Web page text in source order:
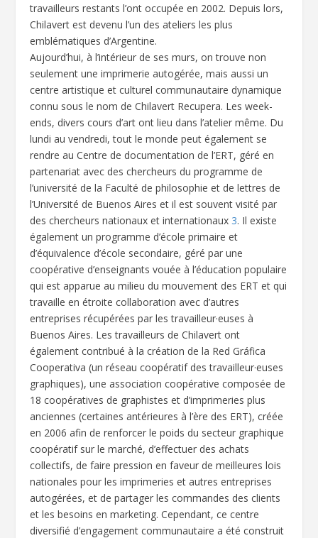
travailleurs restants l’ont occupée en 2002. Depuis lors,
Chilavert est devenu l’un des ateliers les plus
emblématiques d’Argentine.
Aujourd’hui, à l’intérieur de ses murs, on trouve non
seulement une imprimerie autogérée, mais aussi un
centre artistique et culturel communautaire dynamique
connu sous le nom de Chilavert Recupera. Les week-
ends, divers cours d’art ont lieu dans l’atelier même. Du
lundi au vendredi, tout le monde peut également se
rendre au Centre de documentation de l’ERT, géré en
partenariat avec des chercheurs du programme de
l’université de la Faculté de philosophie et de lettres de
l’Université de Buenos Aires et il est souvent visité par
des chercheurs nationaux et internationaux 3. Il existe
également un programme d’école primaire et
d’équivalence d’école secondaire, géré par une
coopérative d’enseignants vouée à l’éducation populaire
qui est apparue au milieu du mouvement des ERT et qui
travaille en étroite collaboration avec d’autres
entreprises récupérées par les travailleur·euses à
Buenos Aires. Les travailleurs de Chilavert ont
également contribué à la création de la Red Gráfica
Cooperativa (un réseau coopératif des travailleur·euses
graphiques), une association coopérative composée de
18 coopératives de graphistes et d’imprimeries plus
anciennes (certaines antérieures à l’ère des ERT), créée
en 2006 afin de renforcer le poids du secteur graphique
coopératif sur le marché, d’effectuer des achats
collectifs, de faire pression en faveur de meilleures lois
nationales pour les imprimeries et autres entreprises
autogérées, et de partager les commandes des clients
et les besoins en marketing. Cependant, ce centre
diversifié d’engagement communautaire a été construit